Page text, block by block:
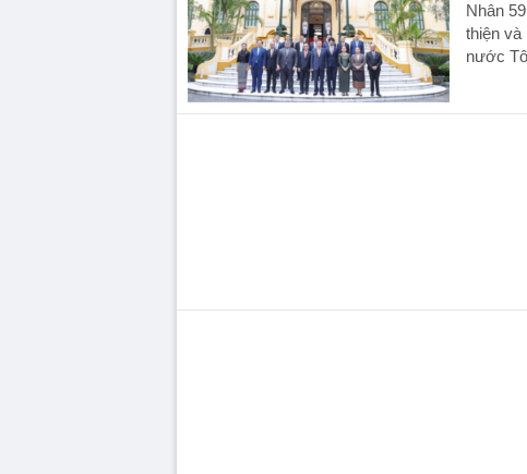
Nhân
thiện
nước